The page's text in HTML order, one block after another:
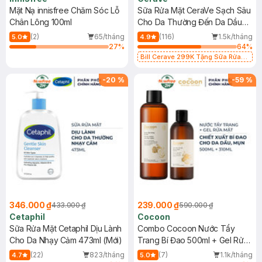
Mặt Nạ innisfree Chăm Sóc Lỗ
Chân Lông 100ml
5.0 (2)
65/tháng
27%
Sữa Rửa Mặt CeraVe Sạch Sâu
Cho Da Thường Đến Da Dầu
473ml
4.9 (116)
1.5k/tháng
64%
Bill Cerave 299K Tặng Sữa Rửa
-20 %
346.000 ₫433.000 ₫
Cetaphil
Sữa Rửa Mặt Cetaphil Dịu Lành
Cho Da Nhạy Cảm 473ml (Mới)
4.7 (22)
823/tháng
-59 %
239.000 ₫590.000 ₫
Cocoon
Combo Cocoon Nước Tẩy
Trang Bí Đao 500ml + Gel Rửa
Mặt Bí Đao 310ml
5.0 (7)
1.1k/tháng